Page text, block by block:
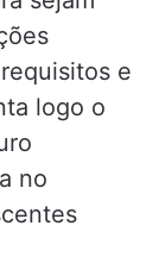
e
logo o
no